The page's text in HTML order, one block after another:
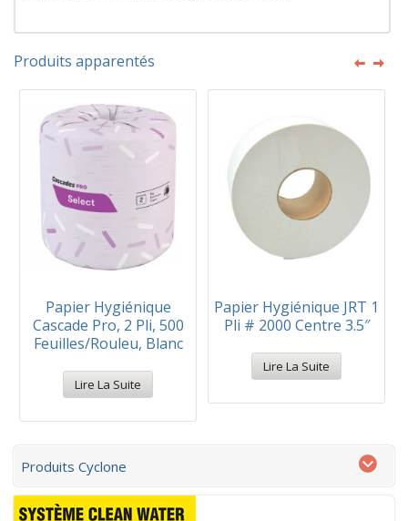
Produits apparentés
Papier Hygiénique
Cascade Pro, 2 Pli, 500
Feuilles/Rouleu, Blanc
Lire La Suite
Papier Hygiénique JRT 1
Pli # 2000 Centre 3.5″
Lire La Suite
Produits Cyclone